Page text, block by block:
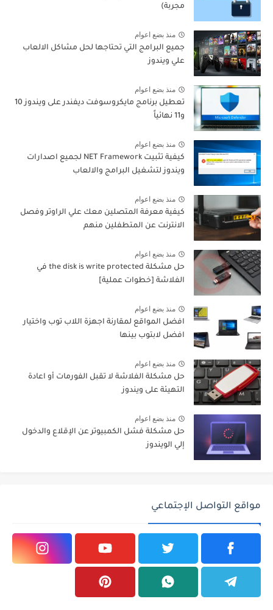
مجربة)
منذ بضع اعوام
جميع البرامج التي تحتاجها لحل مشاكل الالعاب
علي ويندوز
منذ بضع اعوام
تعطيل برنامج مايكروسوفت ديفندر على ويندوز 10
و11 نهائياً
منذ بضع اعوام
كيفية تثبيت NET Framework لجميع اصدارات
ويندوز لتشغيل البرامج والالعاب
منذ بضع اعوام
كيفية معرفة المتصلين معك علي الراوتر وفصل
الانترنت عن المتطفلين منهم
منذ بضع اعوام
حل مشكلة the disk is write protected في
الفلاشة [خطوات عملية]
منذ بضع اعوام
افضل المواقع لمقارنة اجهزة اللاب توب واختيار
افضل لابتوب بينها
منذ بضع اعوام
حل مشكلة الفلاشة لا تقبل الفورمات أو اعادة
التهيئة على ويندوز
منذ بضع اعوام
حل مشكلة فشل الكمبيوتر عن الإقلاع والدخول
إلي الويندوز
مواقع التواصل الإجتماعي